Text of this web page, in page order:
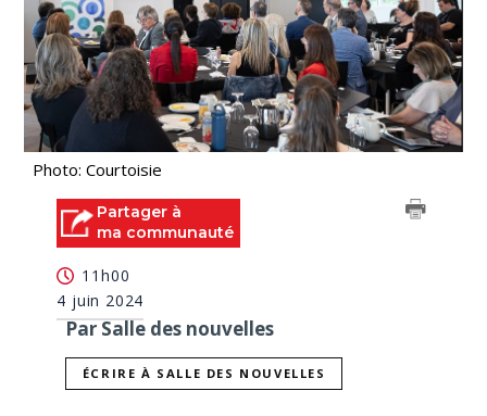
Photo: Courtoisie
Partager à
ma communauté
11h00
4 juin 2024
Par Salle des nouvelles
ÉCRIRE À SALLE DES NOUVELLES